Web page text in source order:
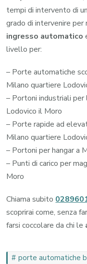
tempi di intervento di
grado di intervenire
ingresso automatico
livello per:
– Porte automatiche
Milano quartiere
– Portoni industriali
Lodovico il Moro
– Porte rapide ad
Milano quartiere
– Portoni per hangar a
– Punti di carico per
Moro
Chiama subito
scoprirai come, senza
farsi coccolare da chi le
porte automatiche